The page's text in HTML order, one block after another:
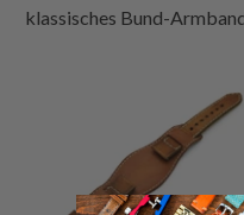
klassisches Bund-